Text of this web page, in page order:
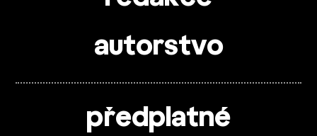
autorstvo
předplatné